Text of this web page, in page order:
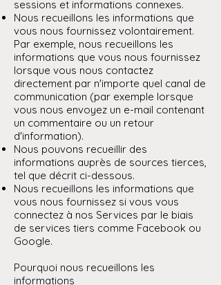
sessions et informations connexes.
Nous recueillons les informations que
vous nous fournissez volontairement.
Par exemple, nous recueillons les
informations que vous nous fournissez
lorsque vous nous contactez
directement par n'importe quel canal de
communication (par exemple lorsque
vous nous envoyez un e-mail contenant
un commentaire ou un retour
d'information).
Nous pouvons recueillir des
informations auprès de sources tierces,
tel que décrit ci-dessous.
Nous recueillons les informations que
vous nous fournissez si vous vous
connectez à nos Services par le biais
de services tiers comme Facebook ou
Google.
Pourquoi nous recueillons les
informations